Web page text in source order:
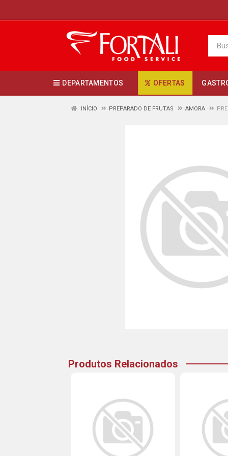
DEPARTAMENTOS OFERTAS
INÍCIO PREPARADO DE FRUTAS AMORA
Produtos Relacionados